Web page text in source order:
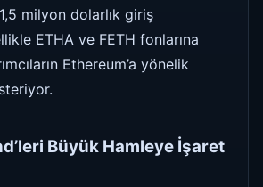
milyon dolarlık giriş
ETHA ve FETH fonlarına
Ethereum’a yönelik
Büyük Hamleye İşaret